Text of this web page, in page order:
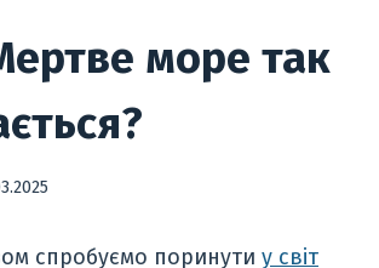
море так
спробуємо поринути у світ